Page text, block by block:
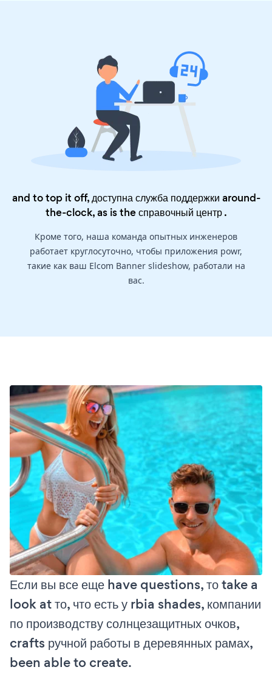
and to top it off, доступна служба поддержки around-
the-clock, as is theсправочный центр.
Кроме того, наша команда опытных инженеров
работает круглосуточно, чтобы приложения powr,
такие как ваш Elcom Banner slideshow, работали на
вас.
Если вы все еще have questions, то take a
look at то, что есть у rbia shades, компании
по производству солнцезащитных очков,
crafts ручной работы в деревянных рамах,
been able to create.